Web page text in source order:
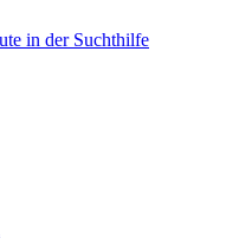
in der Suchthilfe